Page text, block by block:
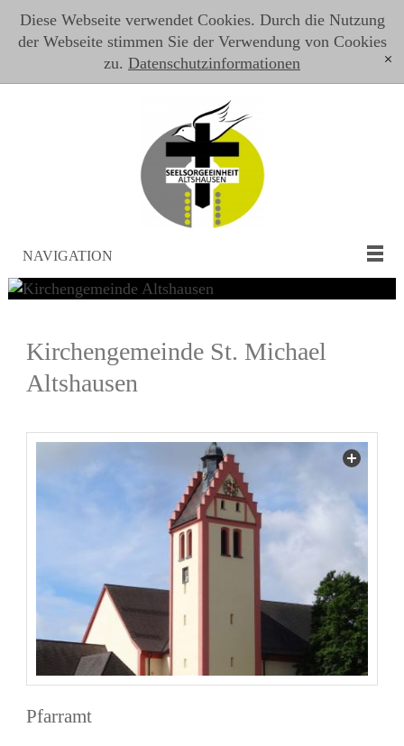
Diese Webseite verwendet Cookies. Durch die Nutzung
der Webseite stimmen Sie der Verwendung von Cookies
zu. Datenschutzinformationen [x]
NAVIGATION
Kirchengemeinde St. Michael
Altshausen
Pfarramt